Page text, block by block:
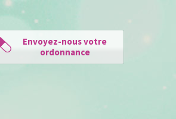
Envoyez-nous votre
ordonnance